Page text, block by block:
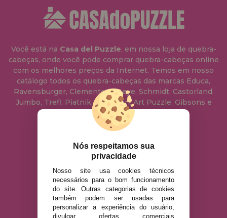
Você está na Casa del Puzzle, em nossa loja de quebra-
cabeças, onde você pode comprar quebra-cabeças online
com os melhores preços da Internet. Temos em nosso
catálogo todos os quebra-cabeças das marcas Educa,
Ravensburger, Clementoni, Heye, Schmidt, Castorland,
Jumbo, Trefl, Piatnik, Anatolian, Art Puzzle, Gibsons e
muito mais.
info@casadopuzzle.pt
AVISO LEGAL
POLÍTICA DE PRIVACIDADE
POLÍTICA DE COOKIES
Nós respeitamos sua
privacidade
Nosso site usa cookies técnicos
necessários para o bom funcionamento
do site. Outras categorias de cookies
também podem ser usadas para
personalizar a experiência do usuário,
divulgar ofertas comerciais